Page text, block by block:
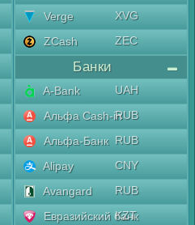
Verge
XVG
ZCash
ZEC
Банки
A-Bank
UAH
Альфа Cash-inRUB
Альфа-Банк RUB
Alipay
CNY
Avangard
RUB
Евразийский банк
KZT